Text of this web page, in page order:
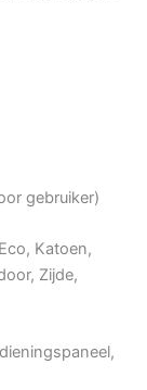
gebruiker)
Katoen,
Zijde,